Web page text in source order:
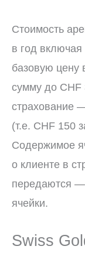
Стоимость
в год включая
базовую цену
сумму до
страхование
(т.е. CHF 150
Содержимое
о клиенте в
передаются —
ячейки.
Swiss